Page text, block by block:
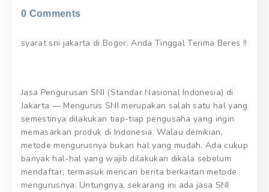
0 Comments
syarat sni jakarta di Bogor. Anda Tinggal Terima Beres !!
Jasa Pengurusan SNI (Standar Nasional Indonesia) di
Jakarta — Mengurus SNI merupakan salah satu hal yang
semestinya dilakukan tiap-tiap pengusaha yang ingin
memasarkan produk di Indonesia. Walau demikian,
metode mengurusnya bukan hal yang mudah. Ada cukup
banyak hal-hal yang wajib dilakukan dikala sebelum
mendaftar, termasuk mencari berita berkaitan metode
mengurusnya. Untungnya, sekarang ini ada jasa SNI